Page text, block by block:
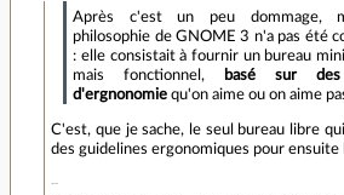
Après c'est un peu dommage,
philosophie de GNOME 3 n'a pas été
: elle consistait à fournir un bureau
mais fonctionnel,
basé sur
d'ergnonomie qu'on aime ou on aime
C'est, que je sache, le seul bureau libre
des guidelines ergonomiques pour ensuite